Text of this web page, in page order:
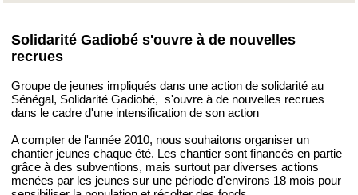
Solidarité Gadiobé s'ouvre à de nouvelles
recrues
Groupe de jeunes impliqués dans une action de solidarité au
Sénégal, Solidarité Gadiobé, s'ouvre à de nouvelles recrues
dans le cadre d'une intensification de son action
A compter de l'année 2010, nous souhaitons organiser un
chantier jeunes chaque été. Les chantier sont financés en partie
grâce à des subventions, mais surtout par diverses actions
menées par les jeunes sur une période d'environs 18 mois pour